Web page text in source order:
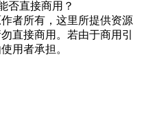
否直接商用？
者所有，这里所提供资源
直接商用。若由于商用引
用者承担。